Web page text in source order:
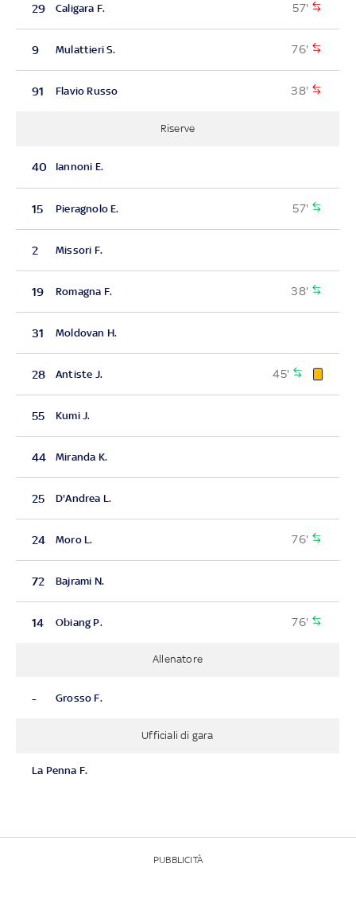
29 Caligara F. 57'
9 Mulattieri S. 76'
91 Flavio Russo 38'
Riserve
40 Iannoni E.
15 Pieragnolo E. 57'
2 Missori F.
19 Romagna F. 38'
31 Moldovan H.
28 Antiste J. 45'
55 Kumi J.
44 Miranda K.
25 D'Andrea L.
24 Moro L. 76'
72 Bajrami N.
14 Obiang P. 76'
Allenatore
- Grosso F.
Ufficiali di gara
La Penna F.
PUBBLICITÀ